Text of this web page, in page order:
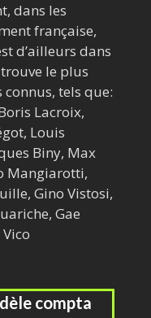
dans les
française,
d’ailleurs dans
le plus
tels que:
Lacroix,
Louis
Biny, Max
Mangiarotti,
Gino Vistosi,
Gae
compta